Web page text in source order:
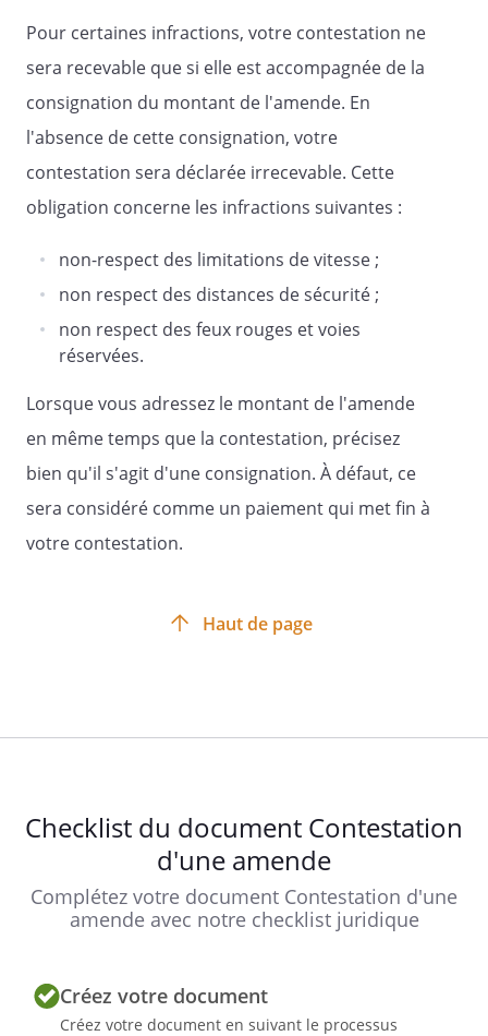
Pour certaines infractions, votre contestation ne
sera recevable que si elle est accompagnée de la
consignation du montant de l'amende. En
l'absence de cette consignation, votre
contestation sera déclarée irrecevable. Cette
obligation concerne les infractions suivantes :
non-respect des limitations de vitesse ;
non respect des distances de sécurité ;
non respect des feux rouges et voies
réservées.
Lorsque vous adressez le montant de l'amende
en même temps que la contestation, précisez
bien qu'il s'agit d'une consignation. À défaut, ce
sera considéré comme un paiement qui met fin à
votre contestation.
Haut de page
Checklist du document Contestation
d'une amende
Complétez votre document Contestation d'une
amende avec notre checklist juridique
Créez votre document
Créez votre document en suivant le processus